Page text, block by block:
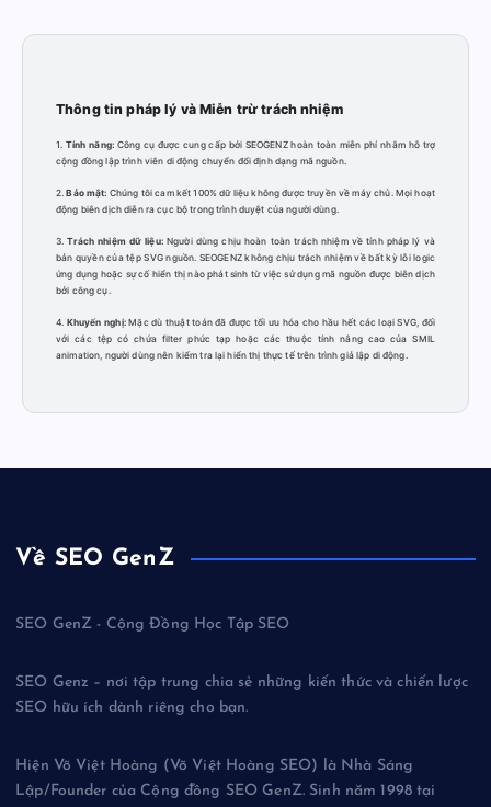
Thông tin pháp lý và Miễn trừ trách nhiệm
1. Tính năng:Công cụ được cung cấp bởi SEOGENZ hoàn toàn miễn phí nhằm hỗ trợ
cộng đồng lập trình viên di động chuyển đổi định dạng mã nguồn.
2.Bảo mật: Chúng tôi cam kết 100% dữ liệu không được truyền về máy chủ. Mọi hoạt
động biên dịch diễn ra cục bộ trong trình duyệt của người dùng.
3.Trách nhiệm dữ liệu:Người dùng chịu hoàn toàn trách nhiệm về tính pháp lý và
bản quyền của tệp SVG nguồn. SEOGENZ không chịu trách nhiệm về bất kỳ lỗi logic
ứng dụng hoặc sự cố hiển thị nào phát sinh từ việc sử dụng mã nguồn được biên dịch
bởi công cụ.
4. Khuyến nghị:Mặc dù thuật toán đã được tối ưu hóa cho hầu hết các loại SVG, đối
với các tệp có chứa filter phức tạp hoặc các thuộc tính nâng cao của SMIL
animation, người dùng nên kiểm tra lại hiển thị thực tế trên trình giả lập di động.
Về SEO GenZ
SEO GenZ - Cộng Đồng Học Tập SEO
SEO Genz – nơi tập trung chia sẻ những kiến thức và chiến lược
SEO hữu ích dành riêng cho bạn.
Hiện Võ Việt Hoàng (Võ Việt Hoàng SEO) là Nhà Sáng
Lập/Founder của Cộng đồng SEO GenZ. Sinh năm 1998 tại